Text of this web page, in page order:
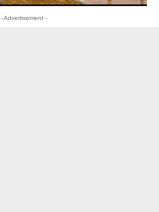
- Advertisement -